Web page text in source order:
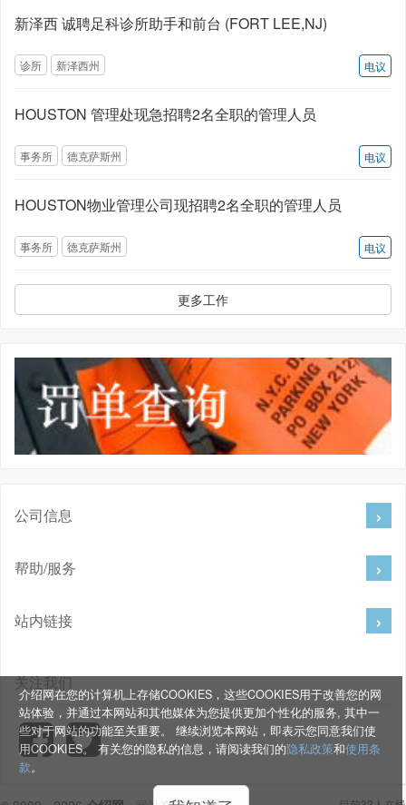
新泽西 诚聘足科诊所助手和前台 (FORT LEE,NJ)
电议
诊所 新泽西州
HOUSTON 管理处现急招聘2名全职的管理人员
电议
事务所 德克萨斯州
HOUSTON物业管理公司现招聘2名全职的管理人员
电议
事务所 德克萨斯州
更多工作
介绍网在您的计算机上存储COOKIES，这些COOKIES用于改善您的网
站体验，并通过本网站和其他媒体为您提供更加个性化的服务, 其中一
些对于网站的功能至关重要。 继续浏览本网站，即表示您同意我们使
用COOKIES。 有关您的隐私的信息，请阅读我们的隐私政策和使用条
款。
公司信息
帮助/服务
站内链接
关注我们